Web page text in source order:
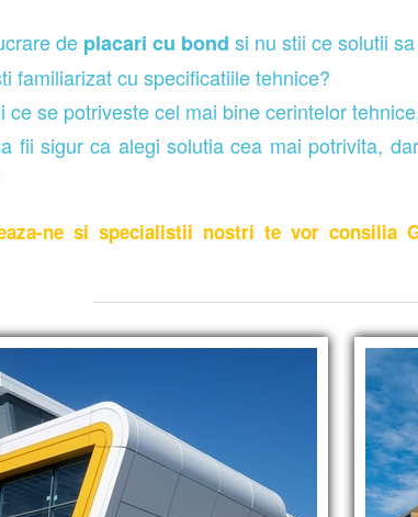
de placari cu bond si nu stii ce solutii
familiarizat cu specificatiile tehnice?
ce se potriveste cel mai bine cerintelor
fii sigur ca alegi solutia cea mai potrivita,
ne si specialistii nostri te vor consilia